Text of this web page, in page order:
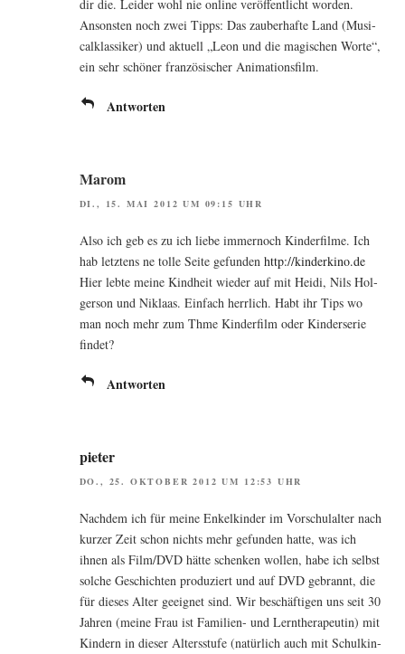
dir die. Lei­der wohl nie online ver­öf­fent­licht worden.
Ansons­ten noch zwei Tipps: Das zau­ber­haf­te Land (Musi­
cal­klas­si­ker) und aktu­ell „Leon und die magi­schen Wor­te“,
ein sehr schö­ner fran­zö­si­scher Animationsfilm.
Antworten
Marom
DI., 15. MAI 2012 UM 09:15 UHR
Also ich geb es zu ich lie­be immer­noch Kin­der­fil­me. Ich
hab letz­tens ne tol­le Sei­te gefun­den http://kinderkino.de
Hier leb­te mei­ne Kind­heit wie­der auf mit Hei­di, Nils Hol­
ger­son und Nik­laas. Ein­fach herr­lich. Habt ihr Tips wo
man noch mehr zum Thme Kin­der­film oder Kin­der­se­rie
findet?
Antworten
pieter
DO., 25. OKTOBER 2012 UM 12:53 UHR
Nach­dem ich für mei­ne Enkel­kin­der im Vor­schul­al­ter nach
kur­zer Zeit schon nichts mehr gefun­den hat­te, was ich
ihnen als Film/DVD hät­te schen­ken wol­len, habe ich selbst
sol­che Geschich­ten pro­du­ziert und auf DVD gebrannt, die
für die­ses Alter geeig­net sind. Wir beschäf­ti­gen uns seit 30
Jah­ren (mei­ne Frau ist Fami­li­en- und Lern­the­ra­peu­tin) mit
Kin­dern in die­ser Alters­stu­fe (natür­lich auch mit Schul­kin­